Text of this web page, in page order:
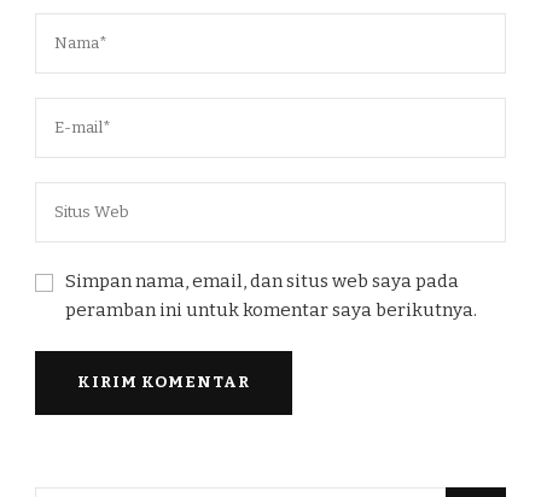
Simpan nama, email, dan situs web saya pada
peramban ini untuk komentar saya berikutnya.